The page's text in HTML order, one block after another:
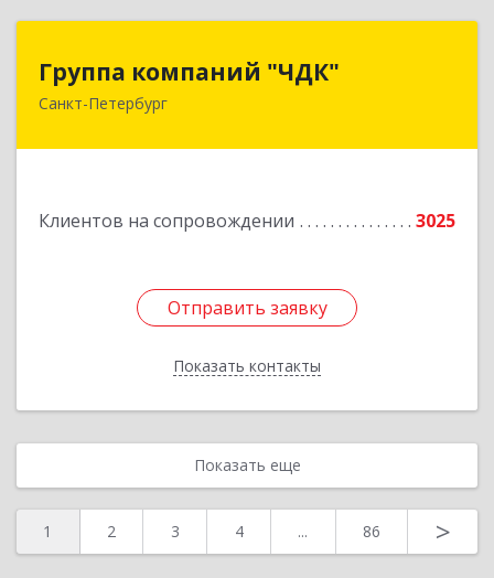
Группа компаний "ЧДК"
Санкт-Петербург
Клиентов на сопровождении 3025
Отправить заявку
Показать контакты
Группа компаний "ЧДК"
191119, Санкт-Петербург г, вн.тер.г.
Подробнее
Отправить заявку
Назад
Показать еще
1 2 3 4 ... 86 >